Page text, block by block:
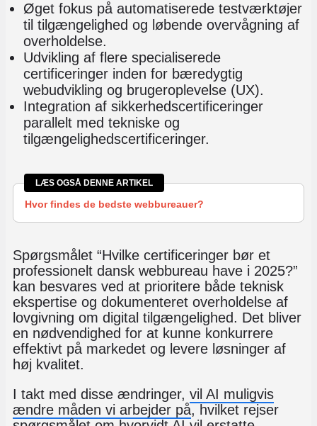
Øget fokus på automatiserede testværktøjer
til tilgængelighed og løbende overvågning af
overholdelse.
Udvikling af flere specialiserede
certificeringer inden for bæredygtig
webudvikling og brugeroplevelse (UX).
Integration af sikkerhedscertificeringer
parallelt med tekniske og
tilgængelighedscertificeringer.
LÆS OGSÅ DENNE ARTIKEL
Hvor findes de bedste webbureauer?
Spørgsmålet “Hvilke certificeringer bør et
professionelt dansk webbureau have i 2025?”
kan besvares ved at prioritere både teknisk
ekspertise og dokumenteret overholdelse af
lovgivning om digital tilgængelighed. Det bliver
en nødvendighed for at kunne konkurrere
effektivt på markedet og levere løsninger af
høj kvalitet.
I takt med disse ændringer, vil AI muligvis
ændre måden vi arbejder på, hvilket rejser